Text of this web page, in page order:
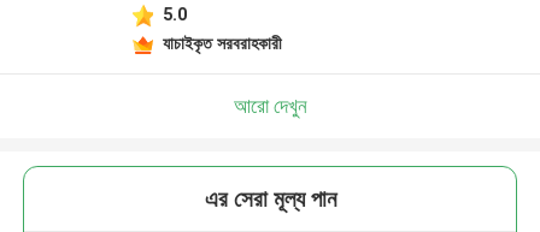
5.0
যাচাইকৃত সরবরাহকারী
আরো দেখুন
এর সেরা মূল্য পান